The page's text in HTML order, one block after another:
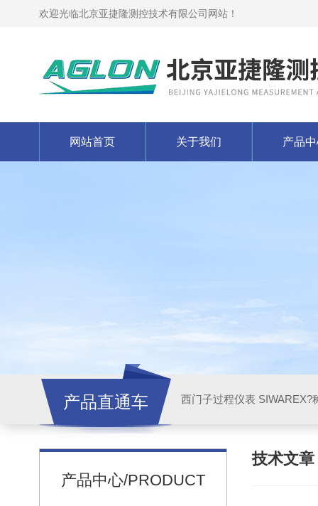
欢迎光临北京亚捷隆测控技术有限公司网站！
网站首页 关于我们 产品
产品直通车 西门子过程仪表 SIWAREX?
产品中心/PRODUCT
技术文章